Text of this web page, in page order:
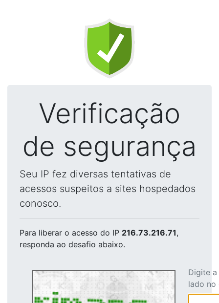
Verificação
de segurança
Seu IP fez diversas tentativas de
acessos suspeitos a sites hospedados
conosco.
Para liberar o acesso do IP 216.73.216.71,
responda ao desafio abaixo.
Digite
lado no